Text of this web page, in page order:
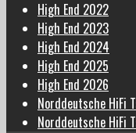
High End 2022
High End 2023
High End 2024
High End 2025
High End 2026
Norddeutsche HiFi
Norddeutsche HiFi